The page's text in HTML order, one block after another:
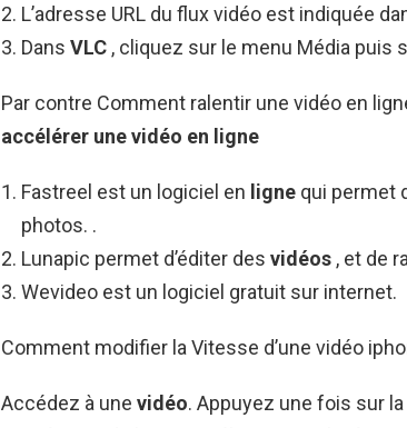
L’adresse URL du flux vidéo est indiquée
Dans VLC , cliquez sur le menu Média puis
Par contre Comment ralentir une vidéo en
accélérer unevidéo en ligne
Fastreel est un logiciel en ligne qui permet
photos. .
Lunapic permet d’éditer des vidéos , et de
Wevideo est un logiciel gratuit sur internet.
Comment modifier la Vitesse d’une vidéo
Accédez à une vidéo. Appuyez une fois sur la